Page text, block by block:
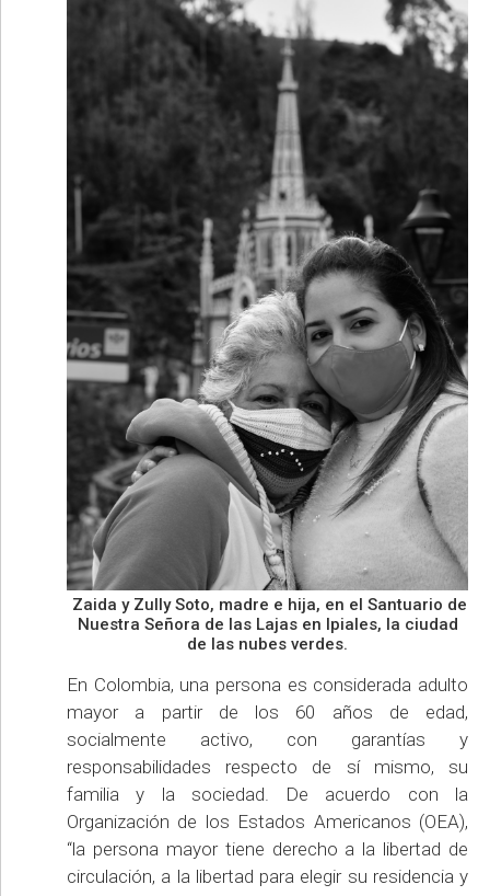
Zaida y Zully Soto, madre e hija, en el Santuario de
Nuestra Señora de las Lajas en Ipiales, la ciudad
de las nubes verdes.
En Colombia, una persona es considerada adulto
mayor a partir de los 60 años de edad,
socialmente activo, con garantías y
responsabilidades respecto de sí mismo, su
familia y la sociedad. De acuerdo con la
Organización de los Estados Americanos (OEA),
“la persona mayor tiene derecho a la libertad de
circulación, a la libertad para elegir su residencia y